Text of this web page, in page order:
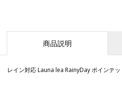
商品説明
レイン対応 Launa lea RainyDay ポインテ